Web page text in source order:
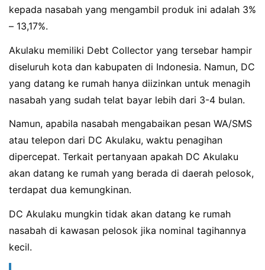
kepada nasabah yang mengambil produk ini adalah 3%
– 13,17%.
Akulaku memiliki Debt Collector yang tersebar hampir
diseluruh kota dan kabupaten di Indonesia. Namun, DC
yang datang ke rumah hanya diizinkan untuk menagih
nasabah yang sudah telat bayar lebih dari 3-4 bulan.
Namun, apabila nasabah mengabaikan pesan WA/SMS
atau telepon dari DC Akulaku, waktu penagihan
dipercepat. Terkait pertanyaan apakah DC Akulaku
akan datang ke rumah yang berada di daerah pelosok,
terdapat dua kemungkinan.
DC Akulaku mungkin tidak akan datang ke rumah
nasabah di kawasan pelosok jika nominal tagihannya
kecil.